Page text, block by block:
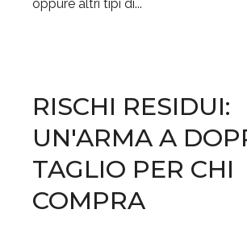
oppure altri tipi di...
RISCHI RESIDUI:
UN'ARMA A
TAGLIO PER CHI
COMPRA